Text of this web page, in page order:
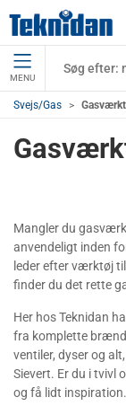
MENU
Svejs/Gas
Mangler du
anvendeligt inden
leder efter værktøj
finder du det rette
Her hos Teknidan
fra komplette
ventiler, dyser og
Sievert. Er du i tvivl
og få lidt inspiration.